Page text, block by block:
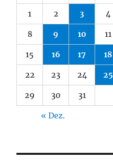
1 2 3 4
8 9 10 11
15 16 17 18
22 23 24 25
29 30 31
« Dez.